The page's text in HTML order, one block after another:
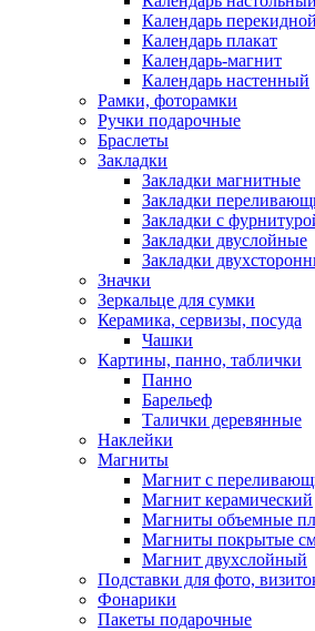
Календарь перекидной
Календарь плакат
Календарь-магнит
Календарь настенный
Рамки, фоторамки
Ручки подарочные
Браслеты
Закладки
Закладки магнитные
Закладки
Закладки с
Закладки двуслойные
Закладки
Значки
Зеркальце для сумки
Керамика, сервизы, посуда
Чашки
Картины, панно, таблички
Панно
Барельеф
Талички деревянные
Наклейки
Магниты
Магнит с
Магнит керамический
Магниты объемные
Магниты покрытые
Магнит двухслойный
Подставки для фото,
Фонарики
Пакеты подарочные